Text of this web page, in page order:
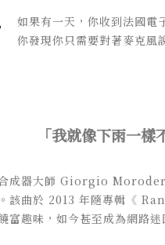
如果有一天，你收到法國
你發現你只需要對著麥克風
「我就像下雨一
成器大師 Giorgio
該曲於 2013 年隨專輯《
富趣味，如今甚至成為網路迷